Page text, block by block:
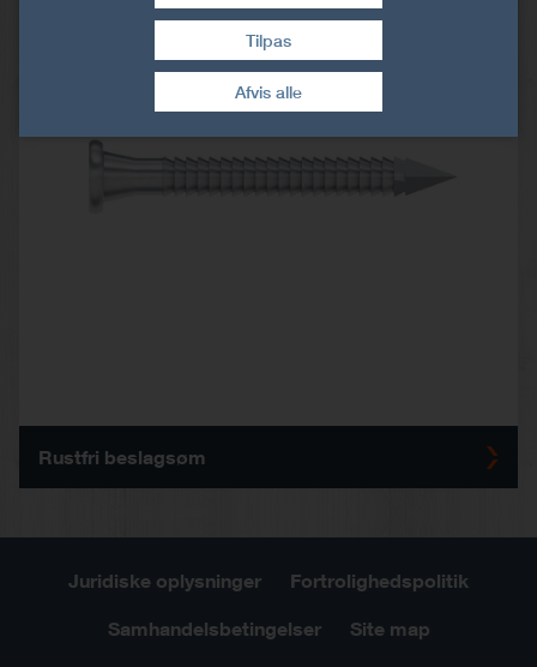
Rustfri beslagsøm
Juridiske oplysninger Fortrolighedspolitik
Samhandelsbetingelser Site map
Afvis alle
Træk samtykke tilbage
Tilpas